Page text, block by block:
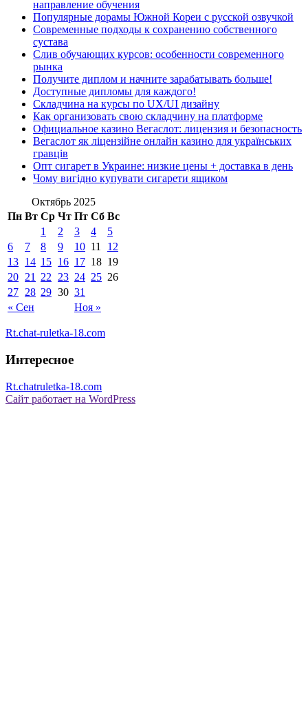
направление обучения
Популярные дорамы Южной Кореи с русской озвучкой
Современные подходы к сохранению собственного
сустава
Слив обучающих курсов: особенности современного
рынка
Получите диплом и начните зарабатывать больше!
Доступные дипломы для каждого!
Складчина на курсы по UX/UI дизайну
Как организовать свою складчину на платформе
Официальное казино Вегаслот: лицензия и безопасность
Вегаслот як ліцензійне онлайн казино для українських
гравців
Опт сигарет в Украине: низкие цены + доставка в день
Чому вигідно купувати сигарети ящиком
Октябрь 2025
Пн Вт Ср Чт Пт Сб Вс
« Сен Ноя »
1 2 3 4
5
6
7 8 9 10 11
12
13 14 15 16 17 18 19
20 21 22 23 24 25 26
27 28 29 30 31
Rt.chat-ruletka-18.com
Интересное
Rt.chatruletka-18.com
Сайт работает на WordPress